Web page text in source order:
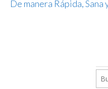
De manera Rápida, Sana